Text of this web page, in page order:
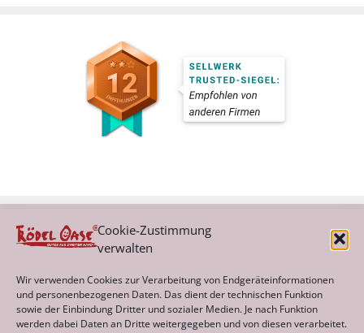
Cookie-Zustimmung
verwalten
Wir verwenden Cookies zur Verarbeitung von Endgeräteinformationen
und personenbezogenen Daten. Das dient der technischen Funktion
sowie der Einbindung Dritter und sozialer Medien. Je nach Funktion
werden dabei Daten an Dritte weitergegeben und von diesen verarbeitet.